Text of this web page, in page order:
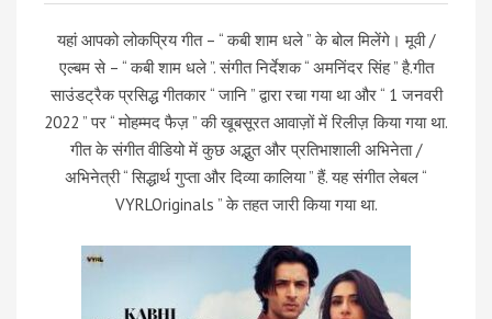
यहां आपको लोकप्रिय गीत – “ कबी शाम धले ” के बोल मिलेंगे। मूवी /
एल्बम से – “ कबी शाम धले ”. संगीत निर्देशक “ अमनिंदर सिंह ” है.गीत
साउंडट्रैक प्रसिद्ध गीतकार “ जानि ” द्वारा रचा गया था और “ 1 जनवरी
2022 ” पर “ मोहम्मद फैज़ ” की खूबसूरत आवाज़ों में रिलीज़ किया गया था.
गीत के संगीत वीडियो में कुछ अद्भुत और प्रतिभाशाली अभिनेता /
अभिनेत्री “ सिद्धार्थ गुप्ता और दिव्या कालिया ” हैं. यह संगीत लेबल “
VYRLOriginals ” के तहत जारी किया गया था.